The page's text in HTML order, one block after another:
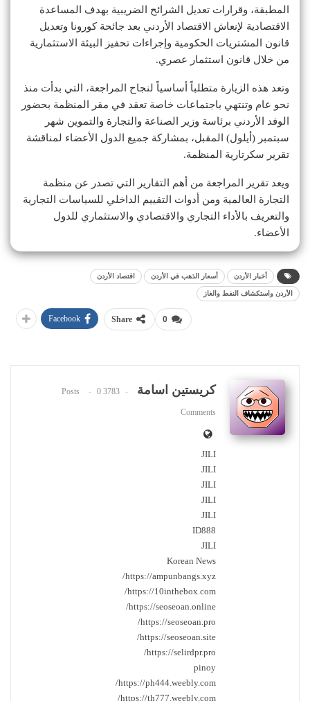
المطبقة، وقرارات تعديل الشرائح الضريبية بهدف المساعدة
الاقتصادية لإنعاش الاقتصاد الأردني بعد جائحة كورونا وتعديل
قانون المشتريات الحكومية وإجراءات تحفيز البيئة الاستثمارية
من خلال قانون استثمار عصري.
وتعد هذه الزيارة متطلباً أساسياً لنجاح المراجعة، التي بدأت منذ
نحو عام وتنتهي باجتماعات خاصة تعقد في مقر المنظمة بحضور
الوفد الأردني برئاسة وزير الصناعة والتجارة والتموين شهر
سبتمبر (أيلول) المقبل، بمشاركة جميع الدول الأعضاء لمناقشة
تقرير سكرتارية المنظمة.
ويعد تقرير المراجعة من أهم التقارير التي تصدر عن منظمة
التجارة العالمية ومن أدوات التقييم الداخلي للسياسات التجارية
والتعريف بالأداء التجاري والاقتصادي والاستثماري للدول
الأعضاء.
أخبار الأردن أسعار الذهب في الأردن اقتصاد الأردن
الأردن واستكشاف النفط والغاز
0
Share
Facebook
كريستين اسامة 3783 Posts
0
Comments
JILI
JILI
JILI
JILI
JILI
ID888
JILI
Korean News
https://ampunbangs.xyz/
https://10inthebox.com/
https://seoseoan.online/
https://seoseoan.pro/
https://seoseoan.site/
https://selirdpr.pro/
pinoy
https://ph444.weebly.com/
https://th777.weebly.com/